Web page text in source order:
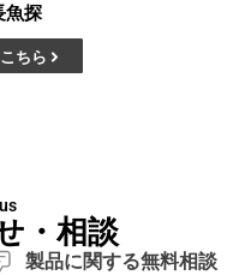
魚探
ちら
・相談
製品に関する無料相談